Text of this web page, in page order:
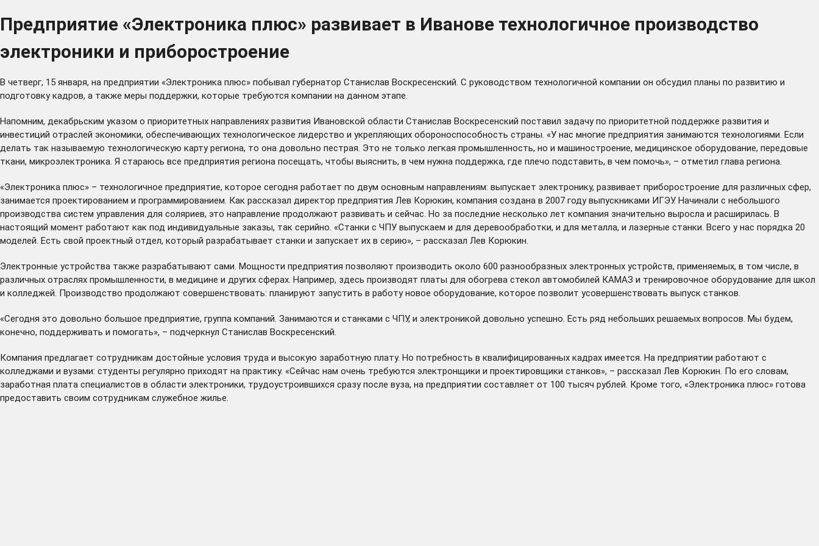
Предприятие «Электроника плюс» развивает в Иванове технологичное производство
электроники и приборостроение
В четверг, 15 января, на предприятии «Электроника плюс» побывал губернатор Станислав Воскресенский. С руководством технологичной компании он обсудил планы по развитию и
подготовку кадров, а также меры поддержки, которые требуются компании на данном этапе.
Напомним, декабрьским указом о приоритетных направлениях развития Ивановской области Станислав Воскресенский поставил задачу по приоритетной поддержке развития и
инвестиций отраслей экономики, обеспечивающих технологическое лидерство и укрепляющих обороноспособность страны. «У нас многие предприятия занимаются технологиями. Если
делать так называемую технологическую карту региона, то она довольно пестрая. Это не только легкая промышленность, но и машиностроение, медицинское оборудование, передовые
ткани, микроэлектроника. Я стараюсь все предприятия региона посещать, чтобы выяснить, в чем нужна поддержка, где плечо подставить, в чем помочь», – отметил глава региона.
«Электроника плюс» – технологичное предприятие, которое сегодня работает по двум основным направлениям: выпускает электронику, развивает приборостроение для различных сфер,
занимается проектированием и программированием. Как рассказал директор предприятия Лев Корюкин, компания создана в 2007 году выпускниками ИГЭУ. Начинали с небольшого
производства систем управления для соляриев, это направление продолжают развивать и сейчас. Но за последние несколько лет компания значительно выросла и расширилась. В
настоящий момент работают как под индивидуальные заказы, так серийно. «Станки с ЧПУ выпускаем и для деревообработки, и для металла, и лазерные станки. Всего у нас порядка 20
моделей. Есть свой проектный отдел, который разрабатывает станки и запускает их в серию», – рассказал Лев Корюкин.
Электронные устройства также разрабатывают сами. Мощности предприятия позволяют производить около 600 разнообразных электронных устройств, применяемых, в том числе, в
различных отраслях промышленности, в медицине и других сферах. Например, здесь производят платы для обогрева стекол автомобилей КАМАЗ и тренировочное оборудование для школ
и колледжей. Производство продолжают совершенствовать: планируют запустить в работу новое оборудование, которое позволит усовершенствовать выпуск станков.
«Сегодня это довольно большое предприятие, группа компаний. Занимаются и станками с ЧПУ, и электроникой довольно успешно. Есть ряд небольших решаемых вопросов. Мы будем,
конечно, поддерживать и помогать», – подчеркнул Станислав Воскресенский.
Компания предлагает сотрудникам достойные условия труда и высокую заработную плату. Но потребность в квалифицированных кадрах имеется. На предприятии работают с
колледжами и вузами: студенты регулярно приходят на практику. «Сейчас нам очень требуются электронщики и проектировщики станков», – рассказал Лев Корюкин. По его словам,
заработная плата специалистов в области электроники, трудоустроившихся сразу после вуза, на предприятии составляет от 100 тысяч рублей. Кроме того, «Электроника плюс» готова
предоставить своим сотрудникам служебное жилье.